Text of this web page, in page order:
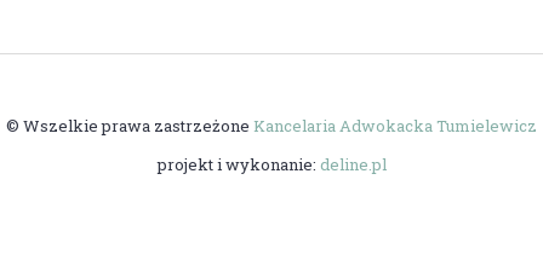
© Wszelkie prawa zastrzeżone Kancelaria Adwokacka Tumielewicz
projekt i wykonanie: deline.pl